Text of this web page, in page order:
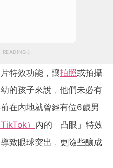
READING
特效功能，讓拍照或拍攝
的孩子來說，他們未必有
在內地就曾經有位6歲男
） 內的「凸眼」特效
導致眼球突出，更險些釀成